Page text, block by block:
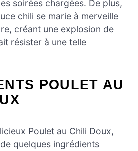
soirées chargées. De plus,
chili se marie à merveille
créant une explosion de
résister à une telle
POULET AU
Poulet au Chili Doux,
quelques ingrédients